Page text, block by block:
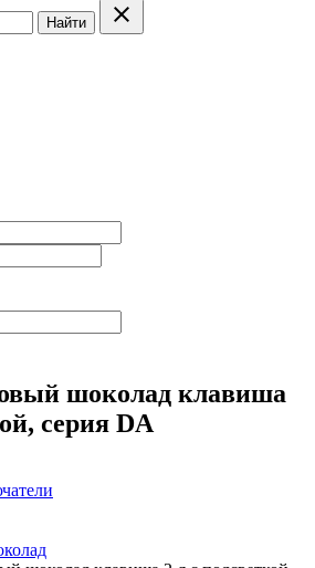
Найти clear
шоколад клавиша
серия DA